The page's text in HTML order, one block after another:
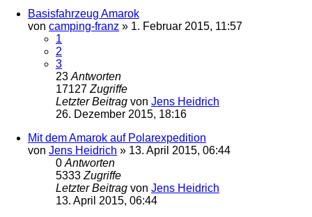
Basisfahrzeug Amarok
von camping-franz » 1. Februar 2015, 11:57
1
2
3
23 Antworten
17127 Zugriffe
Letzter Beitrag von Jens Heidrich
26. Dezember 2015, 18:16
Mit dem Amarok auf Polarexpedition
von Jens Heidrich » 13. April 2015, 06:44
0 Antworten
5333 Zugriffe
Letzter Beitrag von Jens Heidrich
13. April 2015, 06:44